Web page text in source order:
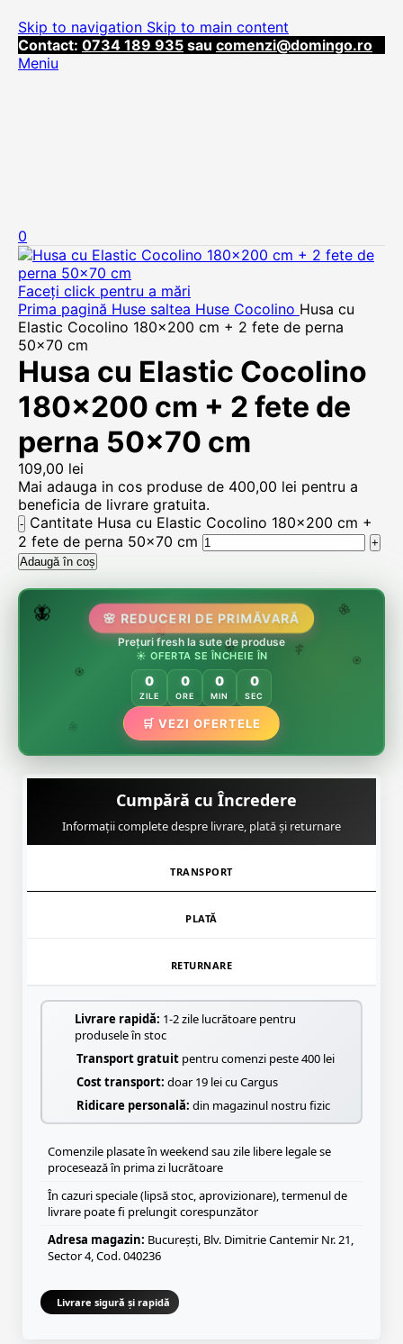
Skip to navigation Skip to main content
Contact: 0734 189 935 sau comenzi@domingo.ro
Meniu
0
Faceți click pentru a mări
Prima pagină Huse saltea Huse Cocolino Husa cu
Elastic Cocolino 180×200 cm + 2 fete de perna
50×70 cm
Husa cu Elastic Cocolino
180×200 cm + 2 fete de
perna 50×70 cm
109,00 lei
Mai adauga in cos produse de 400,00 lei pentru a
beneficia de livrare gratuita.
Cantitate Husa cu Elastic Cocolino 180x200 cm +
2 fete de perna 50x70 cm
Adaugă în coș
🌸
🌸
🏵️
🌷
🦋 🌸 REDUCERI DE PRIMĂVARĂ
Prețuri fresh la sute de produse
☀️ OFERTA SE ÎNCHEIE ÎN
0
ZILE
0
ORE
0
MIN
0
SEC
🛒 VEZI OFERTELE
Cumpără cu Încredere
Informații complete despre livrare, plată și returnare
TRANSPORT
PLATĂ
RETURNARE
Livrare rapidă: 1-2 zile lucrătoare pentru
produsele în stoc
Transport gratuit pentru comenzi peste 400 lei
Cost transport: doar 19 lei cu Cargus
Ridicare personală: din magazinul nostru fizic
Comenzile plasate în weekend sau zile libere legale se
procesează în prima zi lucrătoare
În cazuri speciale (lipsă stoc, aprovizionare), termenul de
livrare poate fi prelungit corespunzător
Adresa magazin: București, Blv. Dimitrie Cantemir Nr. 21,
Sector 4, Cod. 040236
Livrare sigură și rapidă